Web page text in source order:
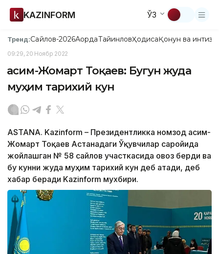
KAZINFORM ЎЗ
Тренд:Сайлов-2026АқордаТайинловҲодисаҚонун ва
09:29, 20 Ноябр 2022
Қасим-Жомарт Тоқаев: Бугун жуда
муҳим тарихий кун
ASTANA. Kazinform – Президентликка номзод Қасим-
Жомарт Тоқаев Астанадаги Ўқувчилар саройида
жойлашган № 58 сайлов участкасида овоз берди ва
бу кунни жуда муҳим тарихий кун деб атади, деб
хабар беради Kazinform мухбири.